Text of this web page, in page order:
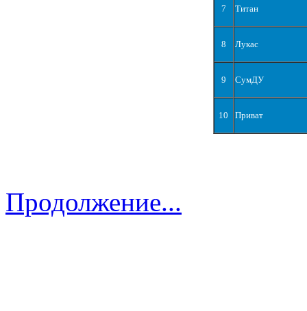
7 Титан
8 Лукас
9 СумДУ
10 Приват
Продолжение...